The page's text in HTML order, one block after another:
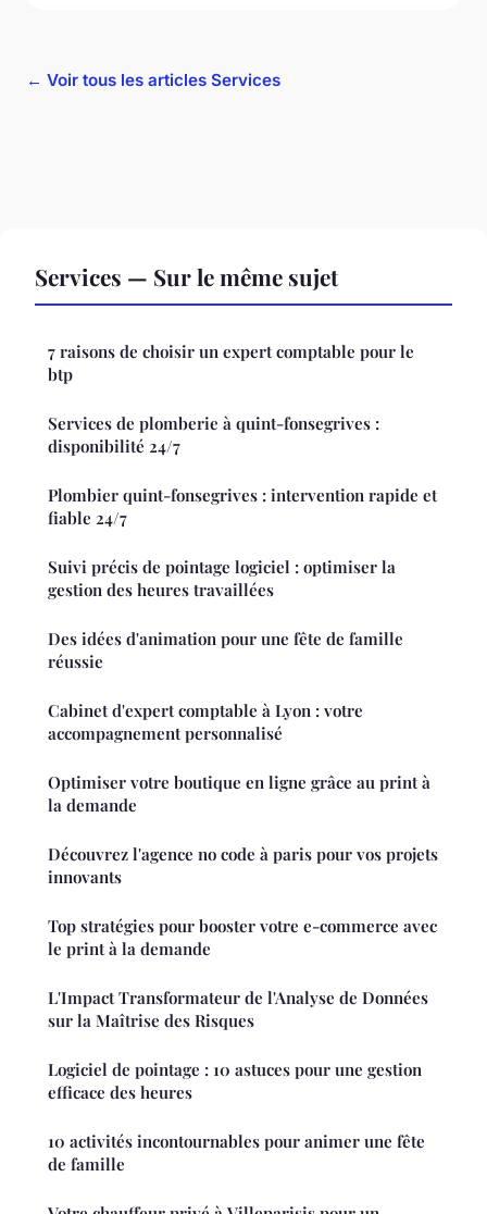
← Voir tous les articles Services
Services — Sur le même sujet
7 raisons de choisir un expert comptable pour le
btp
Services de plomberie à quint-fonsegrives :
disponibilité 24/7
Plombier quint-fonsegrives : intervention rapide et
fiable 24/7
Suivi précis de pointage logiciel : optimiser la
gestion des heures travaillées
Des idées d'animation pour une fête de famille
réussie
Cabinet d'expert comptable à Lyon : votre
accompagnement personnalisé
Optimiser votre boutique en ligne grâce au print à
la demande
Découvrez l'agence no code à paris pour vos projets
innovants
Top stratégies pour booster votre e-commerce avec
le print à la demande
L'Impact Transformateur de l'Analyse de Données
sur la Maîtrise des Risques
Logiciel de pointage : 10 astuces pour une gestion
efficace des heures
10 activités incontournables pour animer une fête
de famille